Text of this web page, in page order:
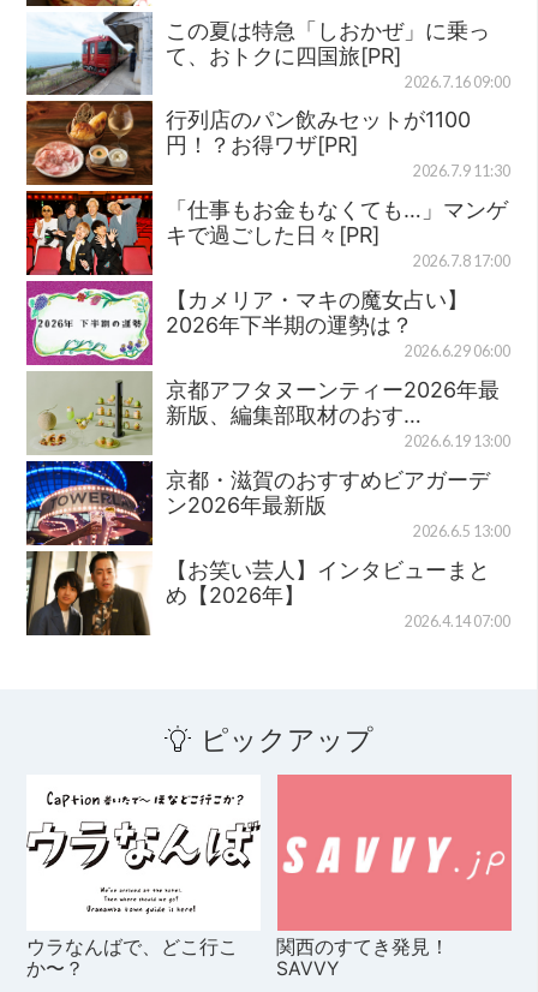
この夏は特急「しおかぜ」に乗っ
て、おトクに四国旅[PR]
2026.7.16 09:00
行列店のパン飲みセットが1100
円！？お得ワザ[PR]
2026.7.9 11:30
「仕事もお金もなくても…」マンゲ
キで過ごした日々[PR]
2026.7.8 17:00
【カメリア・マキの魔女占い】
2026年下半期の運勢は？
2026.6.29 06:00
京都アフタヌーンティー2026年最
新版、編集部取材のおす…
2026.6.19 13:00
京都・滋賀のおすすめビアガーデ
ン2026年最新版
2026.6.5 13:00
【お笑い芸人】インタビューまと
め【2026年】
2026.4.14 07:00
ピックアップ
ウラなんばで、どこ行こ
か〜？
関西のすてき発見！
SAVVY